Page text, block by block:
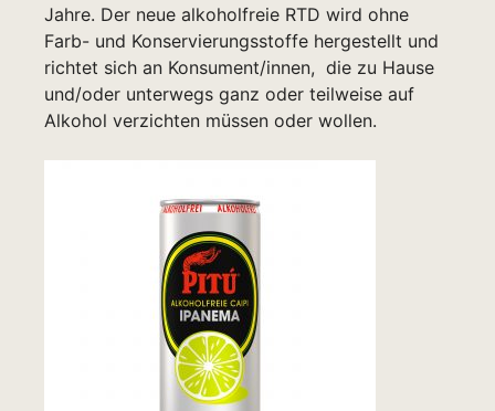
Jahre. Der neue alkoholfreie RTD wird ohne
Farb- und Konservierungsstoffe hergestellt und
richtet sich an Konsument/innen, die zu Hause
und/oder unterwegs ganz oder teilweise auf
Alkohol verzichten müssen oder wollen.